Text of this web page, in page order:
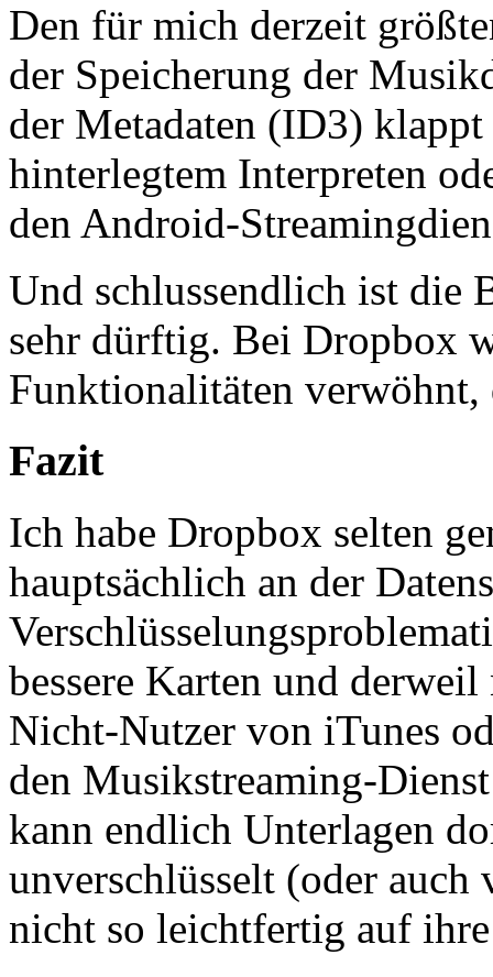
Den für mich derzeit
der Speicherung der
der Metadaten (ID3)
hinterlegtem Interpreten
den Android-
Und schlussendlich ist die
sehr dürftig. Bei Dropbox
Funktionalitäten
Fazit
Ich habe Dropbox selten
hauptsächlich an der
bessere Karten und
Nicht-Nutzer von iTunes
den Musikstreaming-
kann endlich Unterlagen
unverschlüsselt (oder auch
nicht so leichtfertig auf